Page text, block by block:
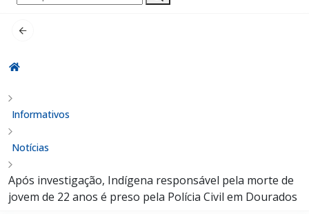
por:
Informativos
Notícias
Após investigação, Indígena responsável pela morte de
jovem de 22 anos é preso pela Polícia Civil em Dourados